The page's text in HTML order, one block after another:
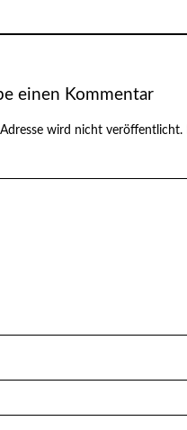
einen Kommentar
wird nicht veröffentlicht.